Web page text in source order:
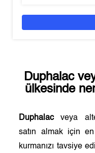
Duphalac
ülkesinde
Duphalacveya
satın almak için en
kurmanızı tavsiye